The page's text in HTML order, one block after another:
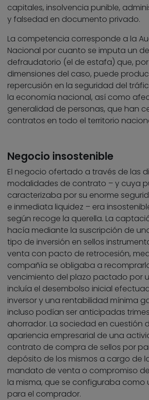
capitales, insolvencia punible,
y falsedad en documento privado.
La competencia corresponde a la
Nacional por cuanto se imputa un
defraudatorio (el de estafa) que,
dimensiones del caso, puede
repercusión en la seguridad del
la economía nacional, así como
generalidad de personas, que han
contratos en todo el territorio
Negocio insostenible
El negocio ofertado a través de las
modalidades de contrato – y cuya
caracterizaba por su enorme
e inmediata liquidez – era
según recoge la querella. La
hacía mediante la suscripción de
tipo de inversión en sellos
venta con pacto de retrocesión,
compañía se obligaba a
vencimiento del plazo pactado por
incluía el desembolso inicial
inversor y una rentabilidad mínima
incluso podían ser anticipadas
ahorrador. La sociedad en cuestión
apariencia empresarial de una
contrato de compra de sellos por
depósito de los mismos a cargo de
mandato de venta o compromiso
la misma, que se configuraba como
para el comprador.